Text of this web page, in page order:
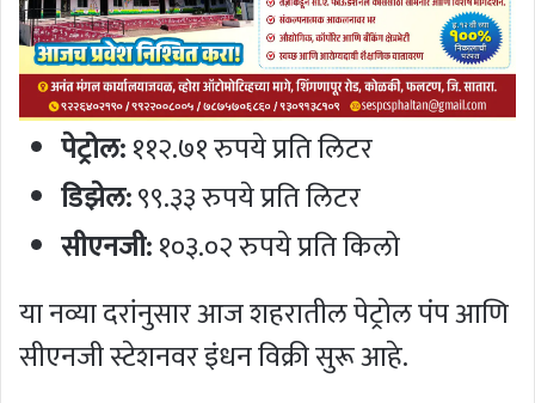
पेट्रोल:११२.७१ रुपये प्रति लिटर
डिझेल:९९.३३ रुपये प्रति लिटर
सीएनजी:१०३.०२ रुपये प्रति किलो
या नव्या दरांनुसार आज शहरातील पेट्रोल पंप आणि
सीएनजी स्टेशनवर इंधन विक्री सुरू आहे.